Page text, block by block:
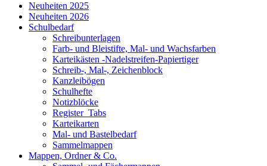
Neuheiten 2025
Neuheiten 2026
Schulbedarf
Schreibunterlagen
Farb- und Bleistifte, Mal- und Wachsfarben
Karteikästen -Nadelstreifen-Papiertiger
Schreib-, Mal-, Zeichenblock
Kanzleibögen
Schulhefte
Notizblöcke
Register_Tabs
Karteikarten
Mal- und Bastelbedarf
Sammelmappen
Mappen, Ordner & Co.